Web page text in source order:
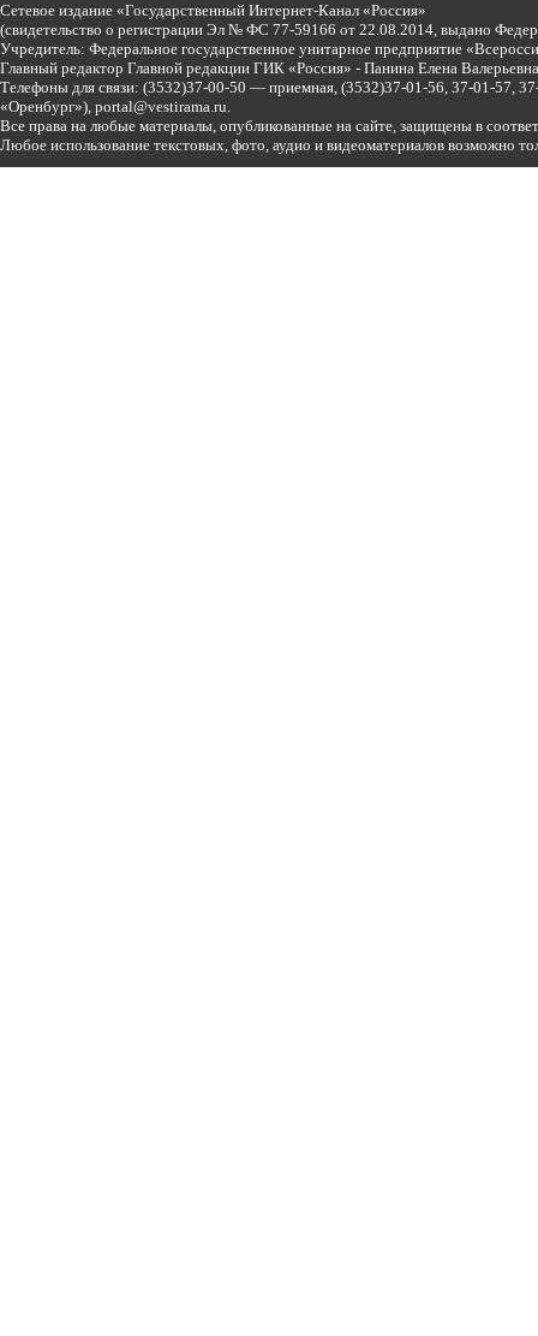
Сетевое издание «Государственный Интернет-Канал «Россия»
(свидетельство о регистрации Эл № ФС 77-59166 от 22.08.2014, выдано
Учредитель: Федеральное государственное унитарное предприятие
Главный редактор Главной редакции ГИК «Россия» - Панина Елена
Телефоны для связи: (3532)37-00-50 — приемная, (3532)37-01-56, 37-01-57,
«Оренбург»), portal@vestirama.ru.
Все права на любые материалы, опубликованные на сайте, защищены в
Любое использование текстовых, фото, аудио и видеоматериалов возможно